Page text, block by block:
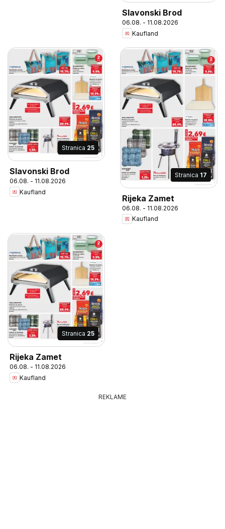
Slavonski Brod
06.08. - 11.08.2026
Kaufland
Stranica 25
Slavonski Brod
06.08. - 11.08.2026
Kaufland
Stranica 17
Rijeka Zamet
06.08. - 11.08.2026
Kaufland
Stranica 25
Rijeka Zamet
06.08. - 11.08.2026
Kaufland
REKLAME